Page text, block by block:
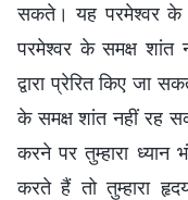
सकते। यह परमेश्वर के
परमेश्वर के समक्ष शांत
द्वारा प्रेरित किए जा
के समक्ष शांत नहीं रह
करने पर तुम्हारा
करते हैं तो तुम्हारा